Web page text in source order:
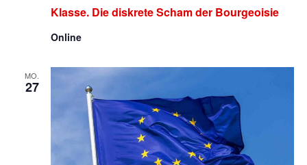
Klasse. Die diskrete Scham der Bourgeoisie
Online
MO.
27